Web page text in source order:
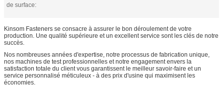
de surface:
Kinsom Fasteners se consacre à assurer le bon déroulement de votre
production. Une qualité supérieure et un excellent service sont les clés de notre
succès.
Nos nombreuses années d'expertise, notre processus de fabrication unique,
nos machines de test professionnelles et notre engagement envers la
satisfaction totale du client vous garantissent le meilleur savoir-faire et un
service personnalisé méticuleux - à des prix d'usine qui maximisent les
économies.